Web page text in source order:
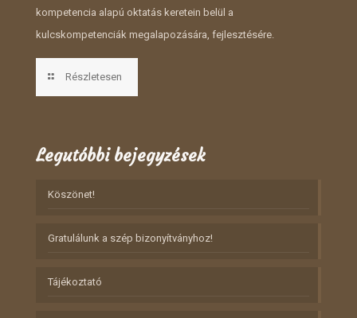
kompetencia alapú oktatás keretein belül a
kulcskompetenciák megalapozására, fejlesztésére.
Részletesen
Legutóbbi bejegyzések
Köszönet!
Gratulálunk a szép bizonyítványhoz!
Tájékoztató